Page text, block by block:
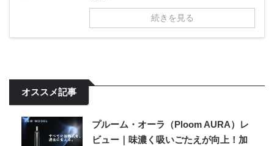
続きを見る
オススメ記事
プルーム・オーラ（Ploom AURA）レ
ビュー｜味濃く吸いごたえが向上！加